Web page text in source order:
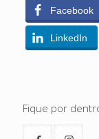
Facebook
LinkedIn
Fique por